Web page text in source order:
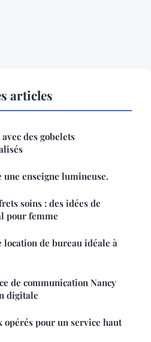
articles
des gobelets
une enseigne lumineuse.
soins : des idées de
pour femme
de bureau idéale à
de communication Nancy
digitale
opérés pour un service haut